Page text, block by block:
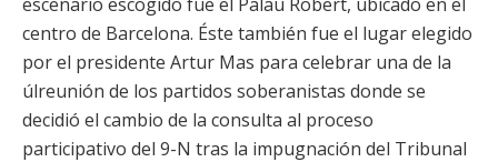
centro de Barcelona. Éste también fue el lugar elegido
por el presidente Artur Mas para celebrar una de la
úlreunión de los partidos soberanistas donde se
decidió el cambio de la consulta al proceso
participativo del 9-N tras la impugnación del Tribunal